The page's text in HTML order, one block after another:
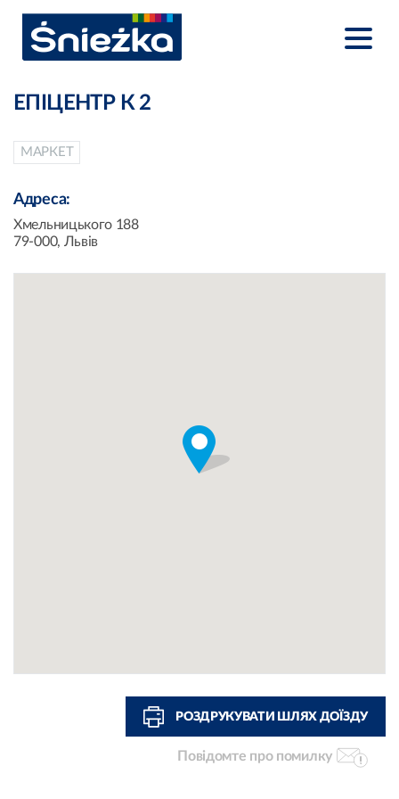
ЕПІЦЕНТР К 2
МАРКЕТ
Адреса:
Хмельницького 188
79-000, Львів
РОЗДРУКУВАТИ ШЛЯХ ДОЇЗДУ
Повідомте про помилку